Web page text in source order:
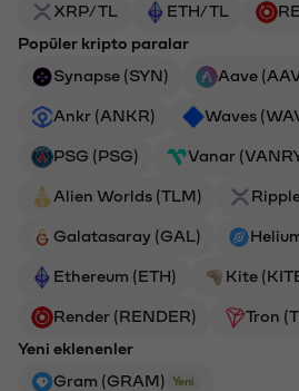
XRP/TL ETH/TL
Popüler kripto paralar
Synapse (SYN)
Aave
Ankr (ANKR) Waves
PSG (PSG) Vanar
Alien Worlds (TLM)
Galatasaray (GAL)
Ethereum (ETH) Kite
Render (RENDER)
Tron
Yeni eklenenler
Gram (GRAM)
Yeni